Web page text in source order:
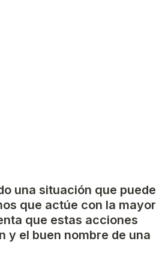
una situación que puede
que actúe con la mayor
que estas acciones
y el buen nombre de una